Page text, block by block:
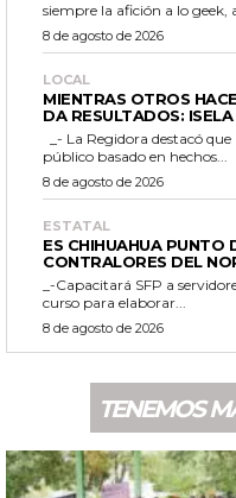
siempre la afición a lo geek,
8 de agosto de 2026
LOCAL
MIENTRAS OTROS
DA RESULTADOS:
público basado en hechos...
8 de agosto de 2026
ESTATAL
ES CHIHUAHUA PUNTO
CONTRALORES DEL
_-Capacitará SFP a
curso para elaborar...
8 de agosto de 2026
TENEMOS